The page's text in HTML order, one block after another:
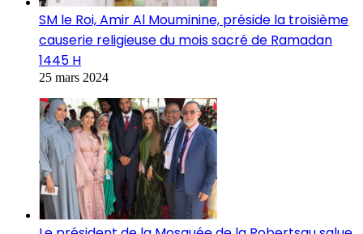
SM le Roi, Amir Al Mouminine, préside la troisième
causerie religieuse du mois sacré de Ramadan
1445 H
25 mars 2024